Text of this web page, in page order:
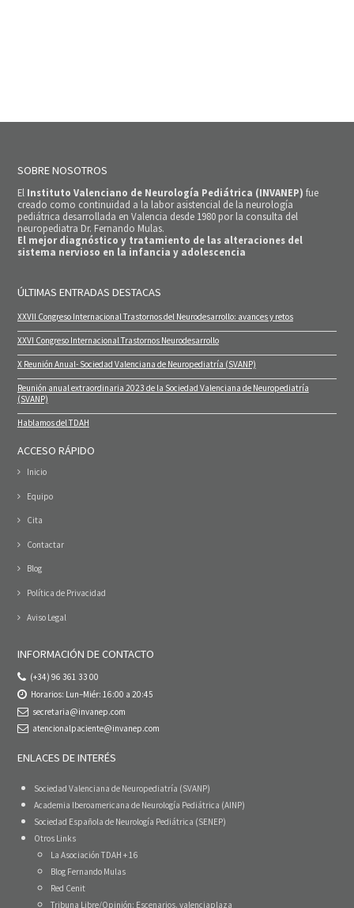
SOBRE NOSOTROS
El Instituto Valenciano de Neurología Pediátrica (INVANEP) fue
creado como continuidad a la labor asistencial de la neurología
pediátrica desarrollada en Valencia desde 1980 por la consulta del
neuropediatra Dr. Fernando Mulas.
El mejor diagnóstico y tratamiento de las alteraciones del
sistema nervioso en la infancia y adolescencia
ÚLTIMAS ENTRADAS DESTACAS
XXVII Congreso Internacional Trastornos del Neurodesarrollo: avances y retos
XXVI Congreso Internacional Trastornos Neurodesarrollo
X Reunión Anual- Sociedad Valenciana de Neuropediatría (SVANP)
Reunión anual extraordinaria 2023 de la Sociedad Valenciana de Neuropediatría
(SVANP)
Hablamos del TDAH
ACCESO RÁPIDO
Inicio
Equipo
Cita
Contactar
Blog
Política de Privacidad
Aviso Legal
INFORMACIÓN DE CONTACTO
(+34) 96 361 33 00
Horarios: Lun–Miér: 16:00 a 20:45
secretaria@invanep.com
atencionalpaciente@invanep.com
ENLACES DE INTERÉS
Sociedad Valenciana de Neuropediatría (SVANP)
Academia Iberoamericana de Neurología Pediátrica (AINP)
Sociedad Española de Neurología Pediátrica (SENEP)
Otros Links
La Asociación TDAH + 16
Blog Fernando Mulas
Red Cenit
Tribuna Libre/Opinión: Escenarios. valenciaplaza